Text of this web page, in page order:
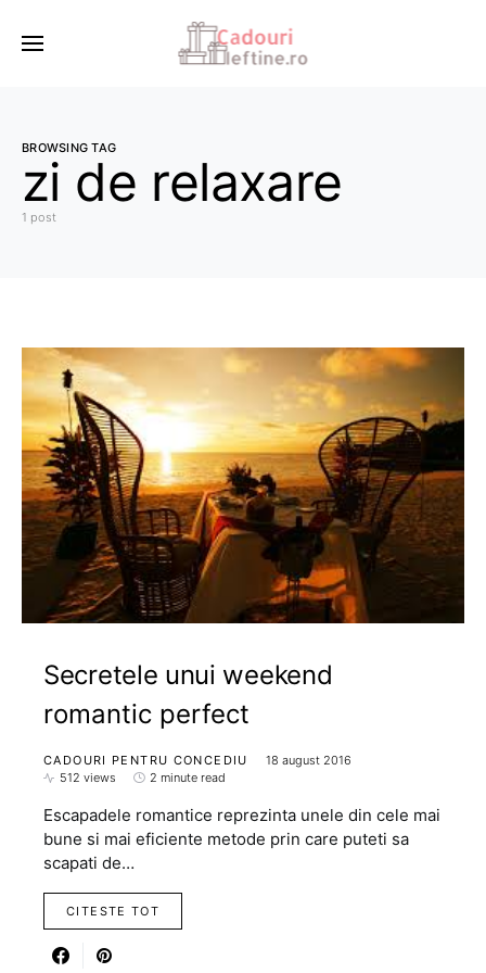
BROWSING TAG
zi de relaxare
1 post
Secretele unui weekend
romantic perfect
CADOURI PENTRU CONCEDIU
18 august 2016
512 views
2 minute read
Escapadele romantice reprezinta unele din cele mai
bune si mai eficiente metode prin care puteti sa
scapati de…
CITESTE TOT